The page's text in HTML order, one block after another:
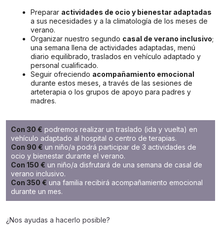
Preparar actividades de ocio y bienestar adaptadas
a sus necesidades y a la climatología de los meses de
verano.
Organizar nuestro segundo casal de verano inclusivo;
una semana llena de actividades adaptadas, menú
diario equilibrado, traslados en vehículo adaptado y
personal cualificado.
Seguir ofreciendo acompañamiento emocional
durante estos meses, a través de las sesiones de
arteterapia o los grupos de apoyo para padres y
madres.
Con 30 € podremos realizar un traslado (ida y vuelta) en
vehículo adaptado al hospital o centro de terapias.
Con 90 € un niño/a podrá participar de 3 actividades de
ocio y bienestar durante el verano.
Con 150 € un niño/a disfrutará de una semana de casal de
verano inclusivo.
Con 350 € una familia recibirá acompañamiento emocional
durante un mes.
¿Nos ayudas a hacerlo posible?